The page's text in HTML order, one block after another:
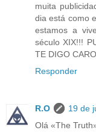
muita
dia está como
estamos a
século XIX!!!
TE DIGO
Responder
R.O
19 de
Olá «The